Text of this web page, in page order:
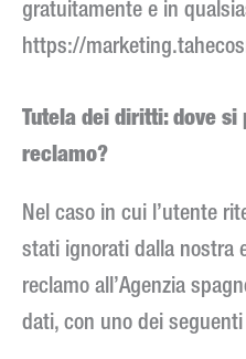
gratuitamente e in
https://
Tutela dei diritti: dove si
reclamo?
Nel caso in cui l’utente
stati ignorati dalla nostra
reclamo all’Agenzia
dati, con uno dei seguenti